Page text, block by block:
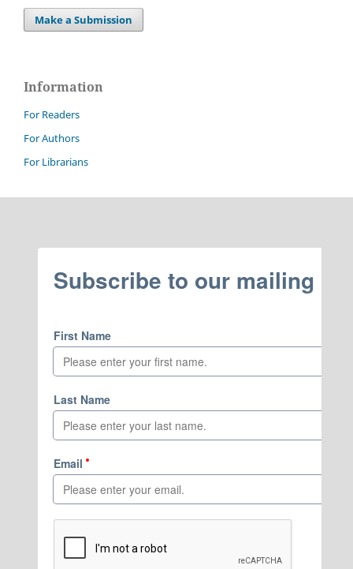
Make a Submission
Information
For Readers
For Authors
For Librarians